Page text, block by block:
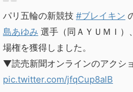
パリ五輪の新競技 #ブレイキン
島あゆみ 選手（同ＡＹＵＭＩ）
場権を獲得しました。
▼読売新聞オンラインのアクシ
pic.twitter.com/jfqCup8alB